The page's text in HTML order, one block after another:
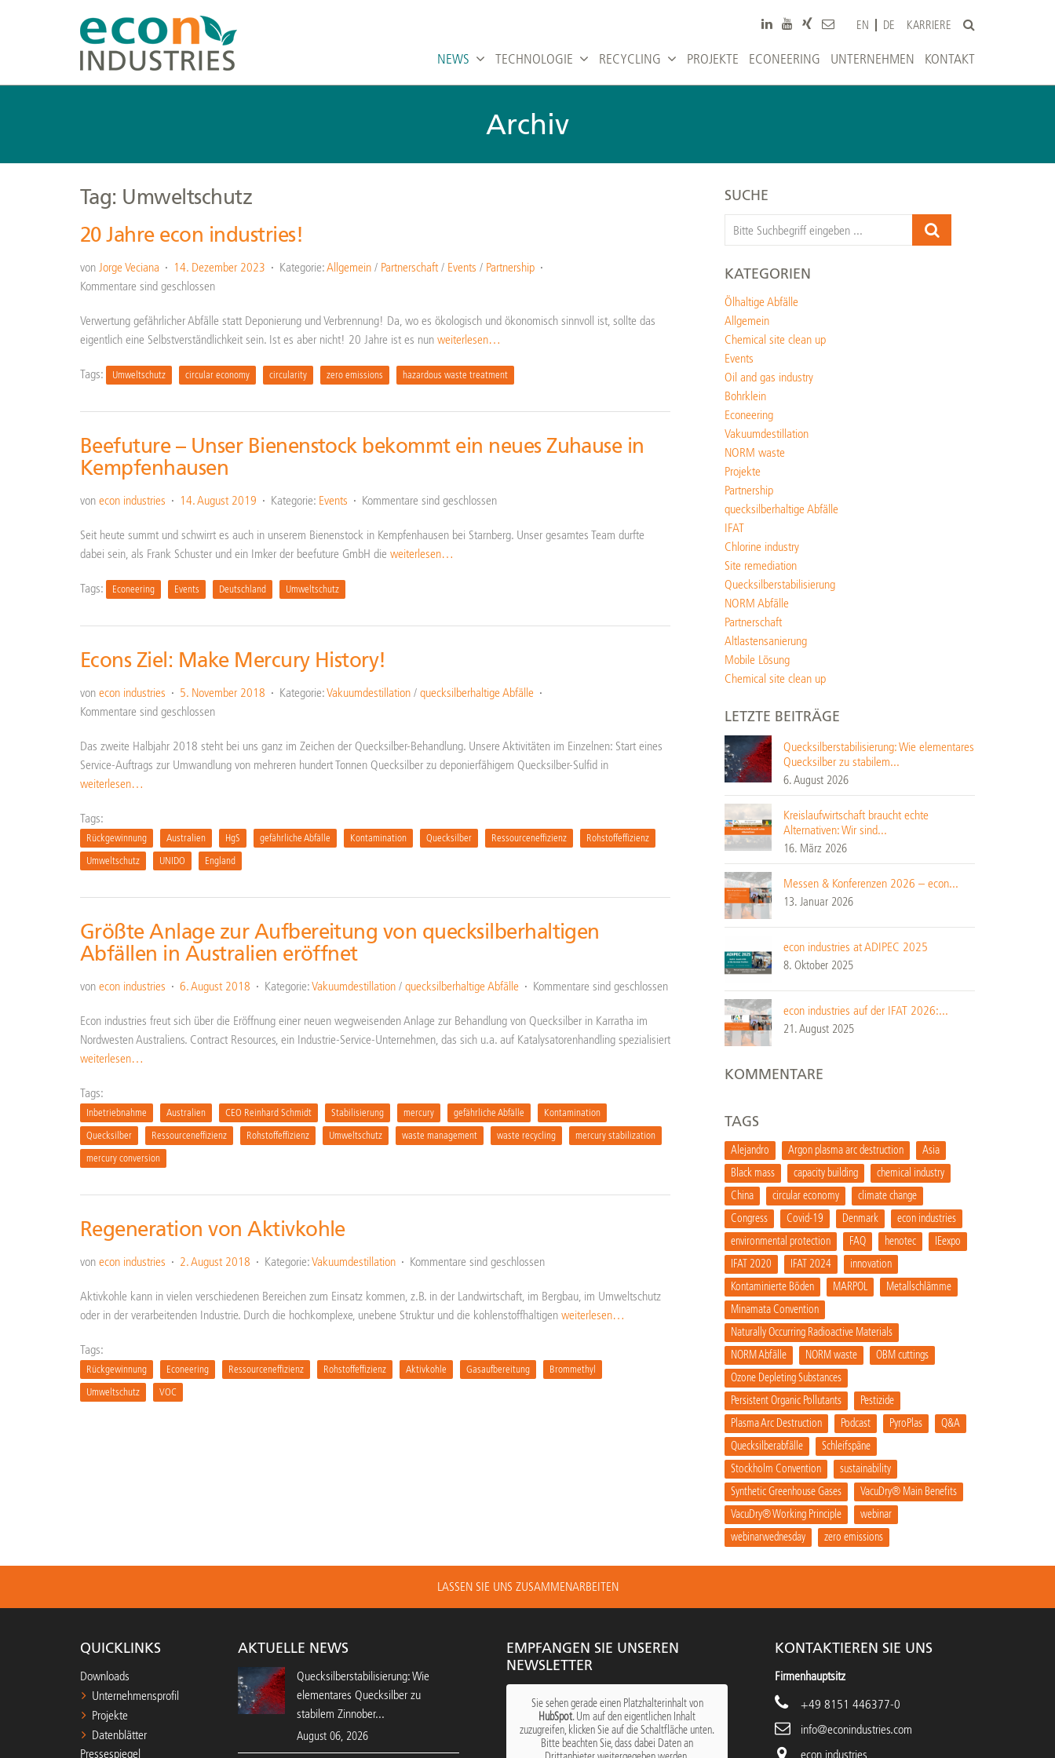
EN DE KARRIERE
NEWS TECHNOLOGIE RECYCLING PROJEKTE ECONEERING UNTERNEHMEN KONTAKT
Archiv
Tag: Umweltschutz
20 Jahre econ industries!
von Jorge Veciana 14. Dezember 2023 Kategorie:Allgemein / Partnerschaft / Events / Partnership
Kommentare sind geschlossen
Verwertung gefährlicher Abfälle statt Deponierung und Verbrennung! Da, wo es ökologisch und ökonomisch sinnvoll ist, sollte das
eigentlich eine Selbstverständlichkeit sein. Ist es aber nicht! 20 Jahre ist es nun weiterlesen…
Tags: Umweltschutz circular economy circularity zero emissions hazardous waste treatment
Beefuture – Unser Bienenstock bekommt ein neues Zuhause in
Kempfenhausen
von econ industries 14. August 2019 Kategorie: Events Kommentare sind geschlossen
Seit heute summt und schwirrt es auch in unserem Bienenstock in Kempfenhausen bei Starnberg. Unser gesamtes Team durfte
dabei sein, als Frank Schuster und ein Imker der beefuture GmbH die weiterlesen…
Tags: Econeering Events Deutschland Umweltschutz
Econs Ziel: Make Mercury History!
von econ industries 5. November 2018 Kategorie:Vakuumdestillation / quecksilberhaltige Abfälle
Kommentare sind geschlossen
Das zweite Halbjahr 2018 steht bei uns ganz im Zeichen der Quecksilber-Behandlung. Unsere Aktivitäten im Einzelnen: Start eines
Service-Auftrags zur Umwandlung von mehreren hundert Tonnen Quecksilber zu deponierfähigem Quecksilber-Sulfid in
weiterlesen…
Tags:
Rückgewinnung Australien HgS gefährliche Abfälle Kontamination Quecksilber Ressourceneffizienz
Rohstoffeffizienz
Umweltschutz
UNIDO England
Größte Anlage zur Aufbereitung von quecksilberhaltigen
Abfällen in Australien eröffnet
von econ industries 6. August 2018 Kategorie:Vakuumdestillation / quecksilberhaltige Abfälle Kommentare sind geschlossen
Econ industries freut sich über die Eröffnung einer neuen wegweisenden Anlage zur Behandlung von Quecksilber in Karratha im
Nordwesten Australiens. Contract Resources, ein Industrie-Service-Unternehmen, das sich u.a. auf Katalysatorenhandling spezialisiert
weiterlesen…
Tags:
Inbetriebnahme Australien CEO Reinhard Schmidt Stabilisierung mercury gefährliche Abfälle
Kontamination
Quecksilber
Ressourceneffizienz Rohstoffeffizienz Umweltschutz waste management waste recycling
mercury stabilization
mercury conversion
Regeneration von Aktivkohle
von econ industries 2. August 2018 Kategorie:Vakuumdestillation Kommentare sind geschlossen
Aktivkohle kann in vielen verschiedenen Bereichen zum Einsatz kommen, z.B. in der Landwirtschaft, im Bergbau, im Umweltschutz
oder in der verarbeitenden Industrie. Durch die hochkomplexe, unebene Struktur und die kohlenstoffhaltigen weiterlesen…
Tags:
Rückgewinnung Econeering Ressourceneffizienz Rohstoffeffizienz Aktivkohle Gasaufbereitung
Brommethyl
Umweltschutz
VOC
SUCHE
KATEGORIEN
Ölhaltige Abfälle
Allgemein
Chemical site clean up
Events
Oil and gas industry
Bohrklein
Econeering
Vakuumdestillation
NORM waste
Projekte
Partnership
quecksilberhaltige Abfälle
IFAT
Chlorine industry
Site remediation
Quecksilberstabilisierung
NORM Abfälle
Partnerschaft
Altlastensanierung
Mobile Lösung
Chemical site clean up
LETZTE BEITRÄGE
Quecksilberstabilisierung: Wie elementares
Quecksilber zu stabilem...
6. August 2026
Kreislaufwirtschaft braucht echte
Alternativen: Wir sind...
16. März 2026
Messen & Konferenzen 2026 – econ...
13. Januar 2026
econ industries at ADIPEC 2025
8. Oktober 2025
econ industries auf der IFAT 2026:...
21. August 2025
KOMMENTARE
TAGS
Alejandro Argon plasma arc destruction
Asia
Black mass
capacity building
chemical industry
China
circular economy
climate change
Congress
Covid-19 Denmark
econ industries
environmental protection
FAQ henotec
IEexpo
IFAT 2020
IFAT 2024
innovation
Kontaminierte Böden
MARPOL
Metallschlämme
Minamata Convention
Naturally Occurring Radioactive Materials
NORM Abfälle
NORM waste
OBM cuttings
Ozone Depleting Substances
Persistent Organic Pollutants
Pestizide
Plasma Arc Destruction
Podcast PyroPlas
Q&A
Quecksilberabfälle
Schleifspäne
Stockholm Convention
sustainability
Synthetic Greenhouse Gases
VacuDry® Main Benefits
VacuDry® Working Principle
webinar
webinarwednesday
zero emissions
LASSEN SIE UNS ZUSAMMENARBEITEN
QUICKLINKS
Downloads
Unternehmensprofil
Projekte
Datenblätter
Pressespiegel
AKTUELLE NEWS
Quecksilberstabilisierung: Wie
elementares Quecksilber zu
stabilem Zinnober...
August 06, 2026
EMPFANGEN SIE UNSEREN
NEWSLETTER
Sie sehen gerade einen Platzhalterinhalt von
HubSpot. Um auf den eigentlichen Inhalt
zuzugreifen, klicken Sie auf die Schaltfläche unten.
Bitte beachten Sie, dass dabei Daten an
KONTAKTIEREN SIE UNS
Firmenhauptsitz
+49 8151 446377-0
info@econindustries.com
econ industries